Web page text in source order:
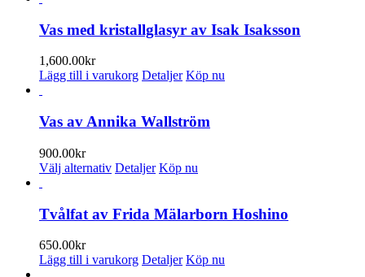
Vas med kristallglasyr av Isak Isaksson
1,600.00kr
Lägg till i varukorg Detaljer Köp nu
Vas av Annika Wallström
900.00kr
Välj alternativ Den
har
flera
De
olika
Detaljer Köp nu
Tvålfat av Frida Mälarborn Hoshino
650.00kr
Lägg till i varukorg Detaljer Köp nu